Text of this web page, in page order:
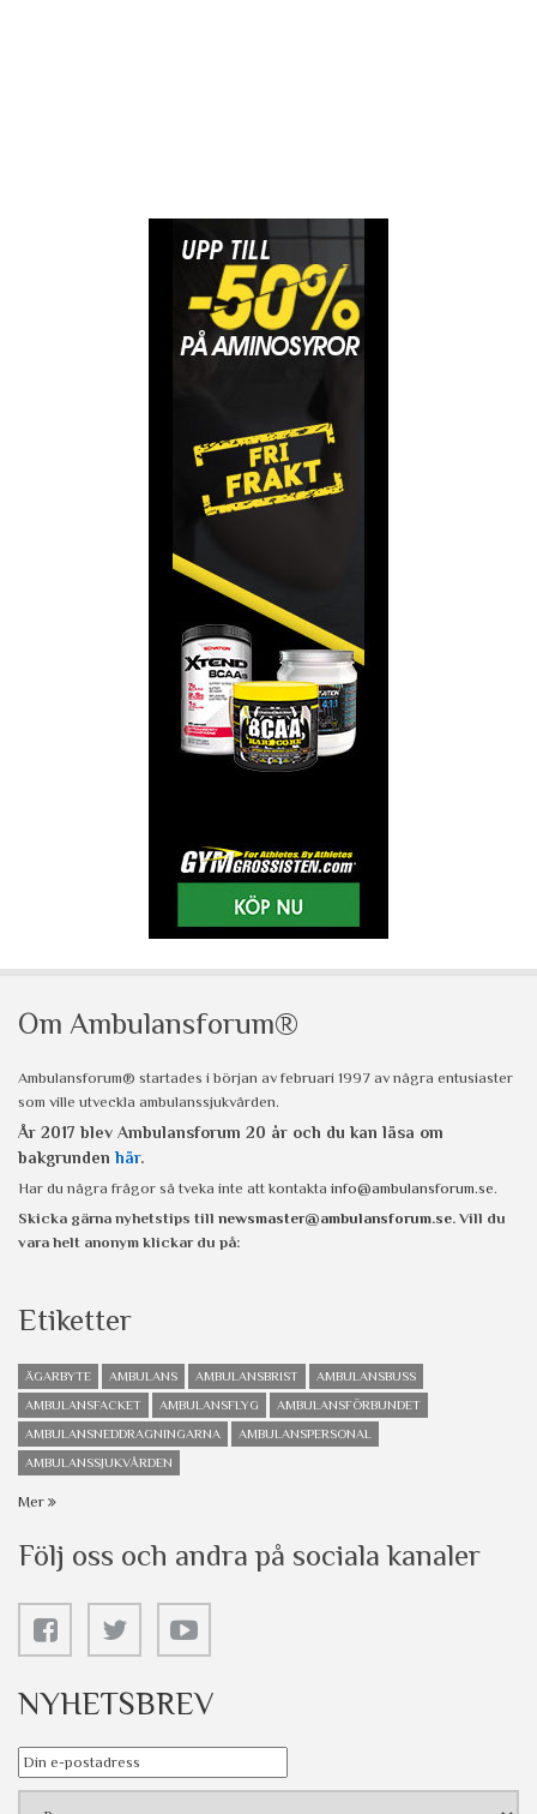
Om Ambulansforum®
Ambulansforum® startades i början av februari 1997 av några entusiaster
som ville utveckla ambulanssjukvården.
År 2017 blev Ambulansforum 20 år och du kan läsa om
bakgrunden här.
Har du några frågor så tveka inte att kontakta info@ambulansforum.se.
Skicka gärna nyhetstips till newsmaster@ambulansforum.se. Vill du
vara helt anonym klickar du på:
Etiketter
ÄGARBYTE AMBULANS AMBULANSBRIST
AMBULANSBUSS
AMBULANSFACKET
AMBULANSFLYG
AMBULANSFÖRBUNDET
AMBULANSNEDDRAGNINGARNA
AMBULANSPERSONAL
AMBULANSSJUKVÅRDEN
Mer
Följ oss och andra på sociala kanaler
NYHETSBREV